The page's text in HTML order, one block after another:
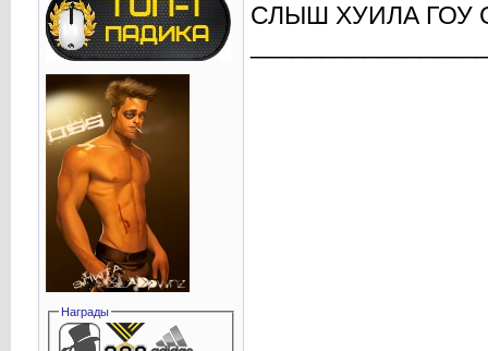
Награды
СЛЫШ ХУИЛА ГОУ